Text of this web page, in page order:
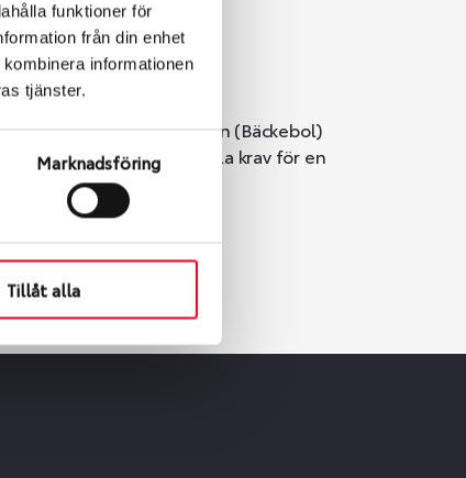
funktioner för
från din enhet
informationen
tjänster.
Marknadsföring
Tillåt alla
Välj mellan Hisingen (Bäckebol)
vi till att de uppfyller alla krav för en